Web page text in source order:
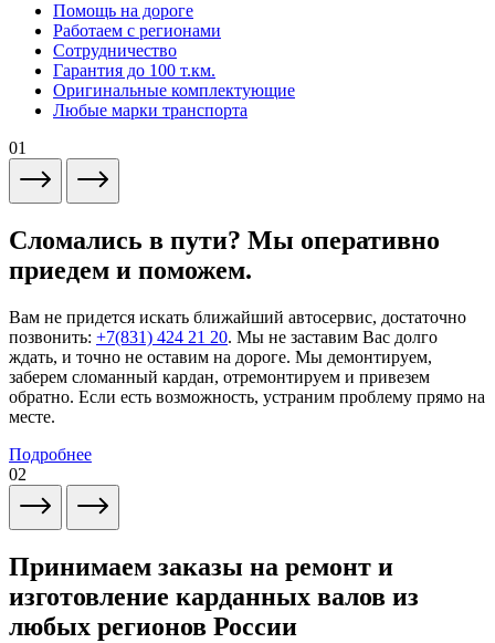
Помощь на дороге
Работаем с регионами
Сотрудничество
Гарантия до 100 т.км.
Оригинальные комплектующие
Любые марки транспорта
01
Сломались в пути? Мы оперативно
приедем и поможем.
Вам не придется искать ближайший автосервис, достаточно
позвонить: +7(831) 424 21 20. Мы не заставим Вас долго
ждать, и точно не оставим на дороге. Мы демонтируем,
заберем сломанный кардан, отремонтируем и привезем
обратно. Если есть возможность, устраним проблему прямо на
месте.
Подробнее
02
Принимаем заказы на ремонт и
изготовление карданных валов из
любых регионов России